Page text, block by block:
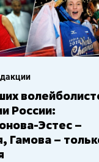
России:
Эстес –
Гамова –